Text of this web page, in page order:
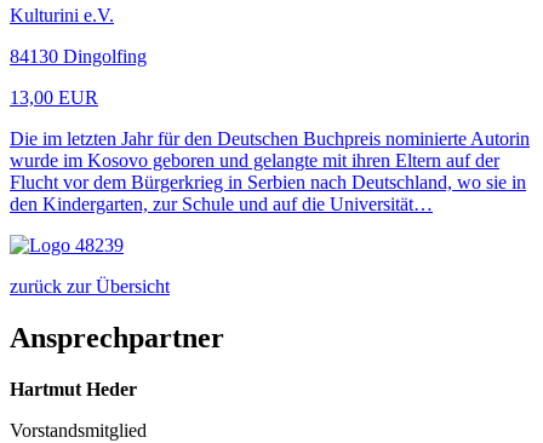
Kulturini e.V.
84130 Dingolfing
13,00 EUR
Die im letzten Jahr für den Deutschen Buchpreis nominierte Autorin
wurde im Kosovo geboren und gelangte mit ihren Eltern auf der
Flucht vor dem Bürgerkrieg in Serbien nach Deutschland, wo sie in
den Kindergarten, zur Schule und auf die Universität…
zurück zur Übersicht
Ansprechpartner
Hartmut Heder
Vorstandsmitglied